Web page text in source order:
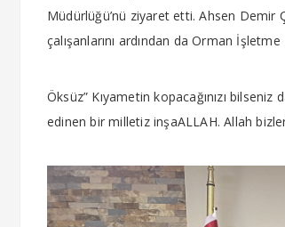
Müdürlüğü’nü ziyaret etti. Ahsen Demir
çalışanlarını ardından da Orman
Öksüz” Kıyametin kopacağınızı
edinen bir milletiz inşaALLAH. Allah